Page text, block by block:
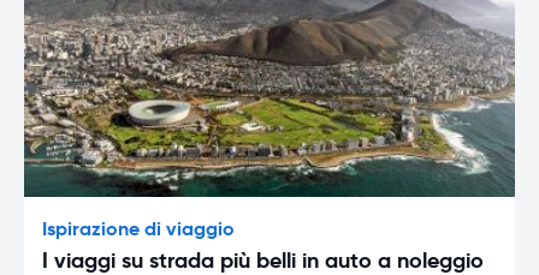
Ispirazione di viaggio
I viaggi su strada più belli in auto a noleggio